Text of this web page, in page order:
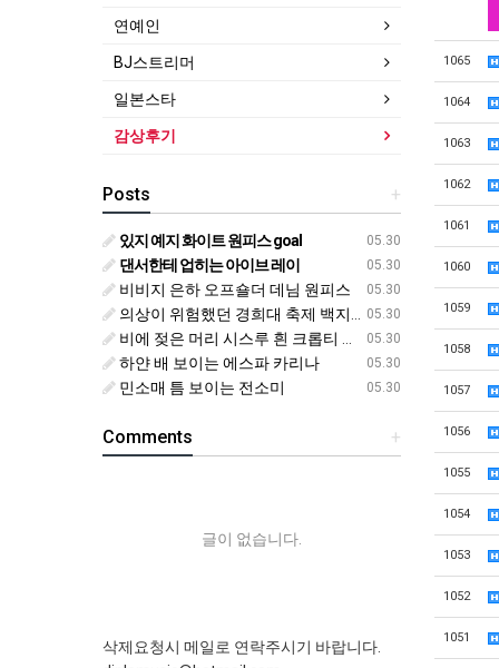
1065
1064
1063
1062
1061
1060
1059
1058
1057
1056
1055
1054
1053
1052
1051
연예인
BJ스트리머
일본스타
감상후기
+
Posts
05.30
있지 예지 화이트 원피스 goal
05.30
댄서한테 업히는 아이브 레이
05.30
비비지 은하 오프숄더 데님 원피스
05.30
의상이 위험했던 경희대 축제 백지헌
05.30
비에 젖은 머리 시스루 흰 크롭티 에스파 닝닝
05.30
하얀 배 보이는 에스파 카리나
05.30
민소매 틈 보이는 전소미
+
Comments
글이 없습니다.
삭제요청시 메일로 연락주시기 바랍니다.